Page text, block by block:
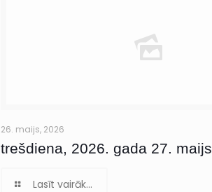
26. maijs, 2026
trešdiena, 2026. gada 27. maijs
Lasīt vairāk...